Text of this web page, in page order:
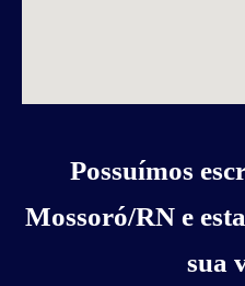
Possuímos
Mossoró/RN e
sua